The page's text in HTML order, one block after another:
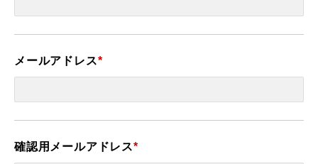
メールアドレス*
確認用メールアドレス*